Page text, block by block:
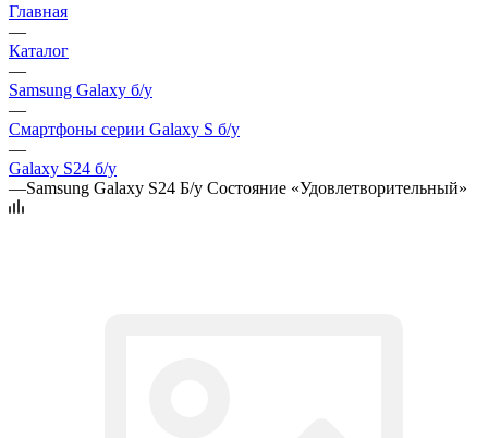
Главная
—
Каталог
—
Samsung Galaxy б/у
—
Смартфоны серии Galaxy S б/у
—
Galaxy S24 б/у
—Samsung Galaxy S24 Б/у Состояние «Удовлетворительный»